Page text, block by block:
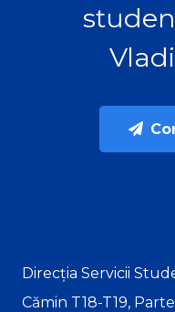
Direcția Servicii
Cămin T18-T19,